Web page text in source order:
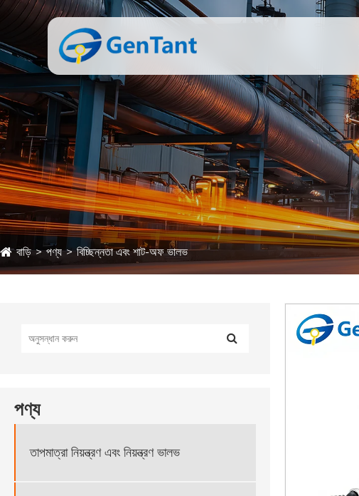
বাড়ি পণ্য বিচ্ছিন্নতা এবং শাট-অফ ভালভ
পণ্য
তাপমাত্রা নিয়ন্ত্রণ এবং নিয়ন্ত্রণ ভালভ